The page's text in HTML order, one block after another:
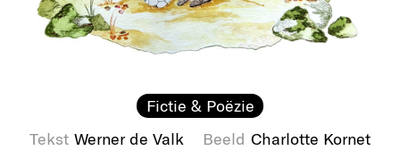
Fictie & Poëzie
Tekst Werner de Valk Beeld Charlotte Kornet